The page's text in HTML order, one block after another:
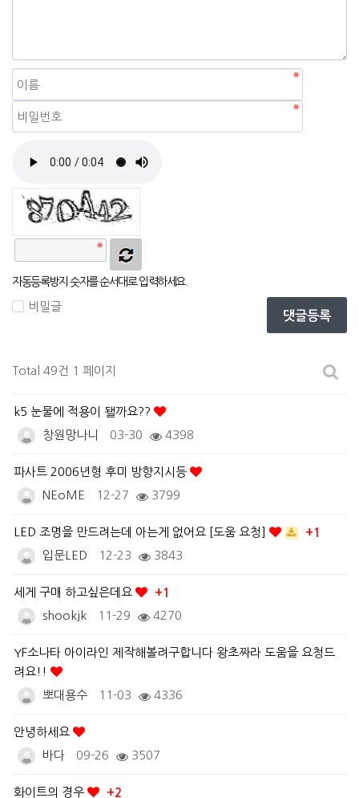
자동등록방지 숫자를 순서대로 입력하세요.
비밀글
댓글등록
Total 49건 1 페이지
k5 눈물에 적용이 됄까요??
창원망나니
03-30 4398
파사트 2006년형 후미 방향지시등
NEoME
12-27 3799
LED 조명을 만드려는데 아는게 없어요 [도움 요청]
+1
입문LED
12-23 3843
세게 구매 하고싶은데요
+1
shookjk
11-29 4270
YF소나타 아이라인 제작해볼려구합니다 왕초짜라 도움을 요청드
려요!!
뽀대용수
11-03 4336
안녕하세요
바다
09-26 3507
화이트의 경우
+2